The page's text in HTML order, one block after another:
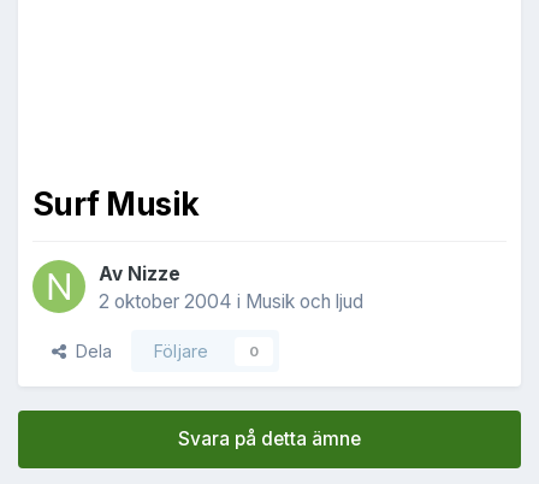
Surf Musik
Av Nizze
2 oktober 2004 i Musik och ljud
Dela Följare 0
Svara på detta ämne